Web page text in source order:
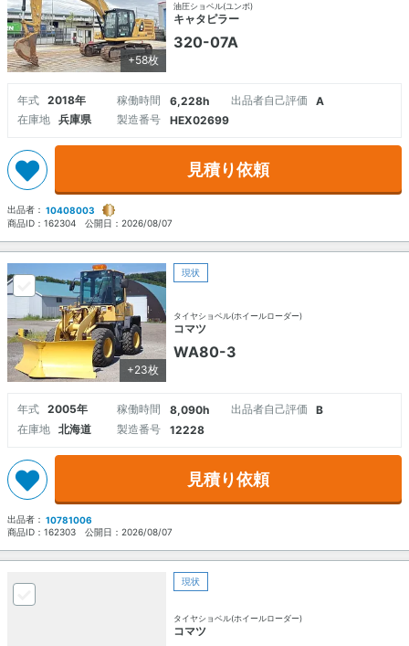
+58枚
油圧ショベル(ユンボ)
キャタピラー
320-07A
年式 2018年 稼働時間 6,228h 出品者自己評価
A
在庫地
兵庫県 製造番号 HEX02699
見積り依頼
出品者： 10408003
商品ID： 162304 公開日： 2026/08/07
+23枚
現状
タイヤショベル(ホイールローダー)
コマツ
WA80-3
年式 2005年 稼働時間 8,090h 出品者自己評価
B
在庫地
北海道 製造番号 12228
見積り依頼
出品者： 10781006
商品ID： 162303 公開日： 2026/08/07
現状
タイヤショベル(ホイールローダー)
コマツ